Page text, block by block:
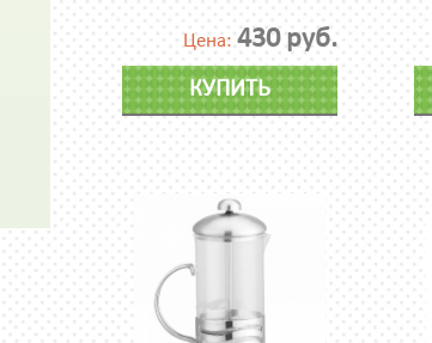
Цена: 430 руб.
КУПИТЬ